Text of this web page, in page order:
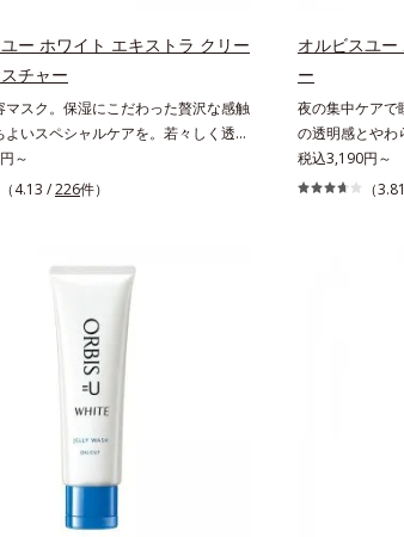
なシナジー設計で、あなたのエイジ
応援します。*1 メラニンの生成を
ソバカスを防ぐ（ウォッシュを除
ビス内スキンケアシリーズの保湿
応じたお手入れのこと*4 角層ま
いによる*6 乾燥、ハリ・ツヤの
による*8 保湿成分*9 ロニセラ
ヨイグサ抽出液、スイカズラエキス
のすみずみまで水分・油分を保ち、ハ
与える保湿成分*11 気持ちのこと
ズに。3ステッ
グケアを応援
え、シミ・ソバ
*2 オルビス内
*3 年齢に応じ
に肌に蓄積し
を与えハリと
*11 メマツヨ
配合＝角層の
リ・ツヤを与
ー ホワイト エキストラ クリー
チャー
マスク。保湿にこだわった贅沢な感触
よいスペシャルケアを。若々しく透明
を構成する要素と、年齢肌(*1)のメ
アプローチして、明るくなめらかな
けでなく、メラニンが蓄積しがちな年
ラニンメタボ(*2)”にアプローチして、
美肌を目指します。*1 年齢を重ねた
ンが過剰に生成する状態*3 メラニン
え、シミ・ソバカスを防ぐ*4 コラー
ペプチド Ｆ
～
（4.13 /226件）
オルビスユー
ー
夜の集中ケアで
の透明感とやわ
のある美肌を構
ニン生成にアプ
するシミだけ
齢肌の“メラニ
澄みわたる美
肌*2 メラニン
税込3,190円～
（